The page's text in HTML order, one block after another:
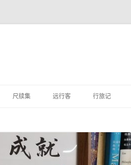
至
正
尺牍集 远行客 行旅记